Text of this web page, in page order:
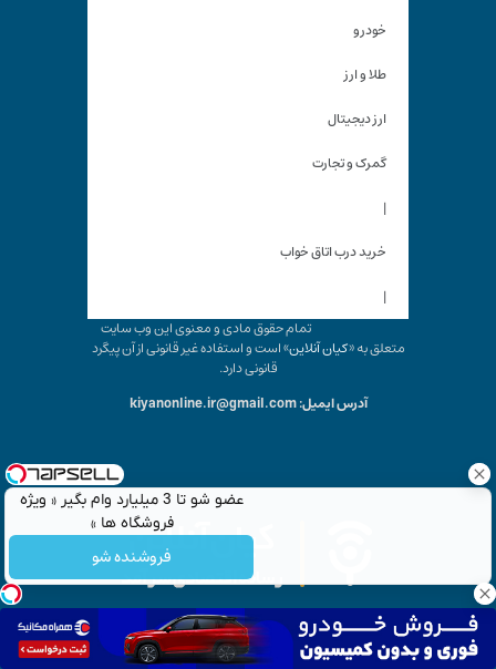
عضو شو تا 3 میلیارد وام بگیر « ویژه
فروشگاه ها »
فروشنده شو
خودرو
طلا و ارز
ارز دیجیتال
گمرک و تجارت
|
خرید درب اتاق خواب
|
تمام حقوق مادی و معنوی این وب سایت
متعلق به «کیان آنلاین» است و استفاده غیر قانونی از آن پیگرد
قانونی دارد.
آدرس ایمیل: kiyanonline.ir@gmail.com